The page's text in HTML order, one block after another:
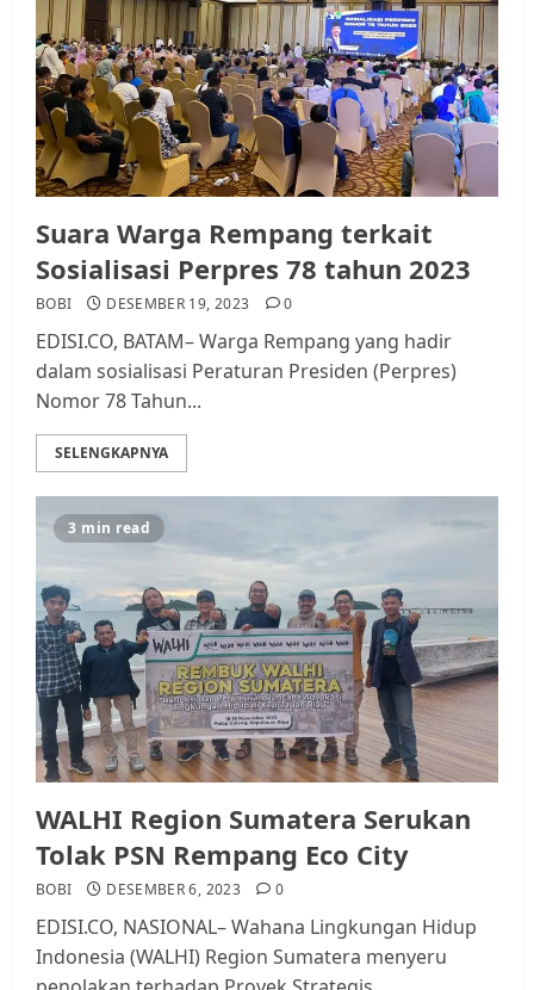
Suara Warga Rempang terkait
Sosialisasi Perpres 78 tahun 2023
BOBI DESEMBER 19, 2023 0
EDISI.CO, BATAM– Warga Rempang yang hadir
dalam sosialisasi Peraturan Presiden (Perpres)
Nomor 78 Tahun...
SELENGKAPNYA
3 min read
WALHI Region Sumatera Serukan
Tolak PSN Rempang Eco City
BOBI DESEMBER 6, 2023 0
EDISI.CO, NASIONAL– Wahana Lingkungan Hidup
Indonesia (WALHI) Region Sumatera menyeru